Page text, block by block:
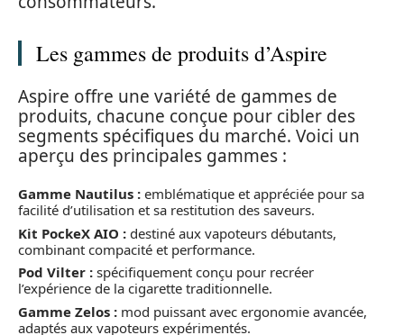
Les gammes de produits d’Aspire
Aspire offre une variété de gammes de
produits, chacune conçue pour cibler des
segments spécifiques du marché. Voici un
aperçu des principales gammes :
Gamme Nautilus : emblématique et appréciée pour sa
facilité d’utilisation et sa restitution des saveurs.
Kit PockeX AIO : destiné aux vapoteurs débutants,
combinant compacité et performance.
Pod Vilter : spécifiquement conçu pour recréer
l’expérience de la cigarette traditionnelle.
Gamme Zelos : mod puissant avec ergonomie avancée,
adaptés aux vapoteurs expérimentés.